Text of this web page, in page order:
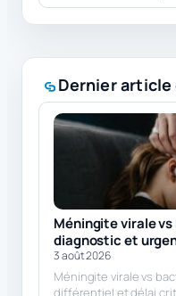
Dernier article
Méningite virale
diagnostic et
3 août 2026
Méningite virale vs